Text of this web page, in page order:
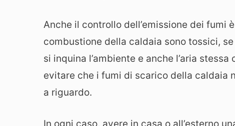
Anche il controllo dell’emissione dei fumi
combustione della caldaia sono tossici,
si inquina l’ambiente e anche l’aria
evitare che i fumi di scarico della caldaia
a riguardo.
In ogni caso, avere in casa o all’esterno